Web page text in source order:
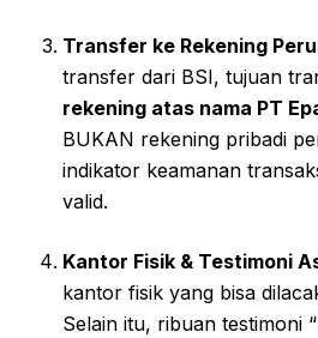
Transfer ke Rekening
transfer dari BSI, tujuan
rekening atas nama PT
BUKAN rekening pribadi
indikator keamanan
valid.
Kantor Fisik & Testimoni
kantor fisik yang bisa
Selain itu, ribuan testimoni